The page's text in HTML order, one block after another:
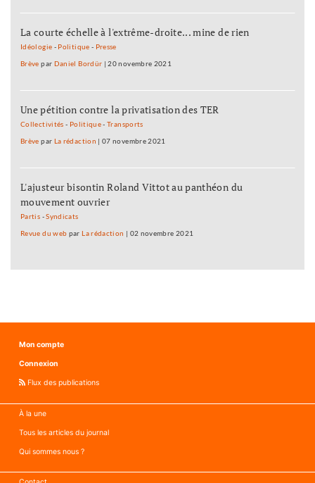
La courte échelle à l'extrême-droite... mine de rien
Idéologie - Politique - Presse
Brève par Daniel Bordür |20 novembre 2021
Une pétition contre la privatisation des TER
Collectivités - Politique-Transports
Brève par La rédaction |07 novembre 2021
L'ajusteur bisontin Roland Vittot au panthéon du
mouvement ouvrier
Partis -Syndicats
Revue du web parLa rédaction | 02 novembre 2021
Mon compte
Connexion
Flux des publications
À la une
Tous les articles du journal
Qui sommes nous ?